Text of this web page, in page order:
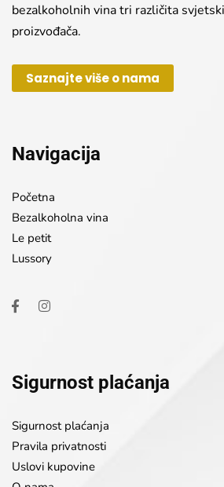
bezalkoholnih vina tri različita
proizvođača.
Saznajte više o nama
Navigacija
Početna
Bezalkoholna vina
Le petit
Lussory
Sigurnost plaćanja
Sigurnost plaćanja
Pravila privatnosti
Uslovi kupovine